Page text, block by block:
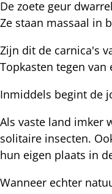
De zoete geur
Ze staan massaal in
Zijn dit de carnica's
Topkasten tegen van
Inmiddels begint de
Als vaste land imker
solitaire insecten.
hun eigen plaats in
Wanneer echter